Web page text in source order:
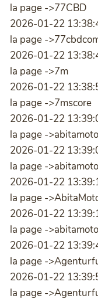
la page ->77CBD
2026-01-22
la page -
2026-01-22
la page ->7m
2026-01-22
la page ->7mscore
2026-01-22
la page -
2026-01-22
la page -
2026-01-22
la page -
2026-01-22
la page -
2026-01-22
la page -
2026-01-22
la page -